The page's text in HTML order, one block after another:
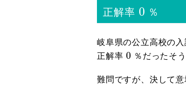
正解率 0
0 ％
岐阜県の公立高校の
正解率0
0 ％だったそう
難問ですが、決して